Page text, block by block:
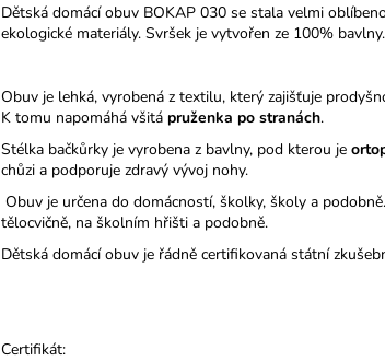
Dětská domácí obuv BOKAP 030 se stala velmi
ekologické materiály. Svršek je vytvořen ze 100%
Obuv je lehká, vyrobená z textilu, který zajišťuje
K tomu napomáhá všitá pruženka po stranách.
Stélka bačkůrky je vyrobena z bavlny, pod kterou je
chůzi a podporuje zdravý vývoj nohy.
Obuv je určena do domácností, školky, školy a
tělocvičně, na školním hřišti a podobně.
Dětská domácí obuv je řádně certifikovaná státní
Certifikát: